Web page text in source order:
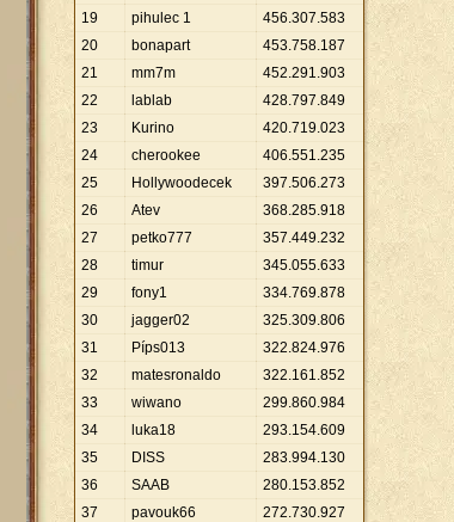
19
pihulec 1 456.307.583
20
bonapart 453.758.187
21
mm7m 452.291.903
22
lablab 428.797.849
23
Kurino 420.719.023
24
cherookee 406.551.235
25
Hollywoodecek 397.506.273
26
Atev 368.285.918
27
petko777 357.449.232
28
timur 345.055.633
29
fony1 334.769.878
30
jagger02 325.309.806
31
Píps013 322.824.976
32
matesronaldo 322.161.852
33
wiwano 299.860.984
34
luka18 293.154.609
35
DISS 283.994.130
36
SAAB 280.153.852
37
pavouk66 272.730.927